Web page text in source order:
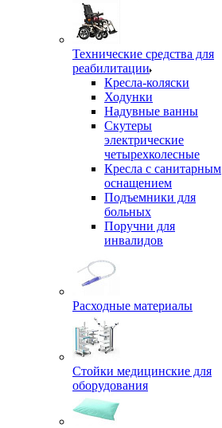
Технические средства для
реабилитации
Кресла-коляски
Ходунки
Надувные ванны
Скутеры
электрические
четырехколесные
Кресла с санитарным
оснащением
Подъемники для
больных
Поручни для
инвалидов
Расходные материалы
Стойки медицинские для
оборудования